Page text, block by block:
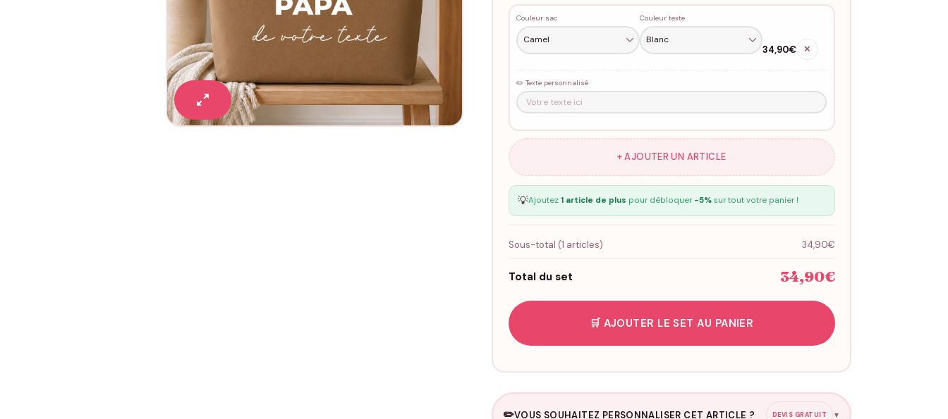
Couleur sac Couleur texte
34,90€ ✕
✏️ Texte personnalisé
+ AJOUTER UN ARTICLE
💡Ajoutez 1 article de plus pour débloquer -5%sur tout votre panier !
Sous-total (1 articles) 34,90€
Total du set 34,90€
🛒 AJOUTER LE SET AU PANIER
✏️VOUS SOUHAITEZ PERSONNALISER CET ARTICLE ? DEVIS GRATUIT ▼